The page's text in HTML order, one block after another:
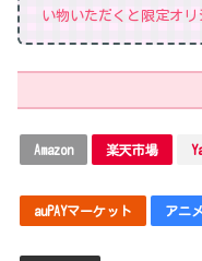
い物いただくと限定オリ
Amazon 楽天市場
auPAYマーケット アニ